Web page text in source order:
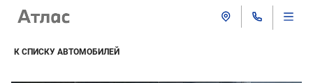
К СПИСКУ АВТОМОБИЛЕЙ